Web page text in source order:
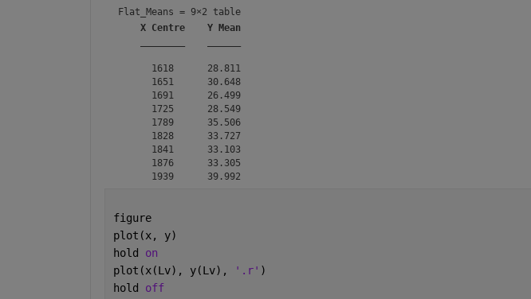
Flat_Means = 9×2 table
X Centre
Y Mean
      1618      28.811
      1651      30.648
      1691      26.499
      1725      28.549
      1789      35.506
      1828      33.727
      1841      33.103
      1876      33.305
figure
plot(x, y)
hold on
plot(x(Lv), y(Lv),
'.r' )
hold off